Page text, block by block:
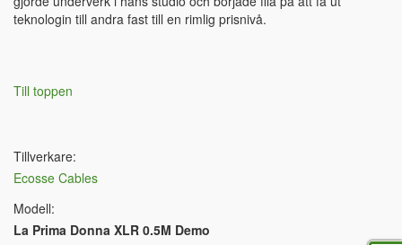
teknologin till andra fast till en rimlig prisnivå.
Till toppen
Tillverkare:
Ecosse Cables
Modell:
La Prima Donna XLR 0.5M Demo